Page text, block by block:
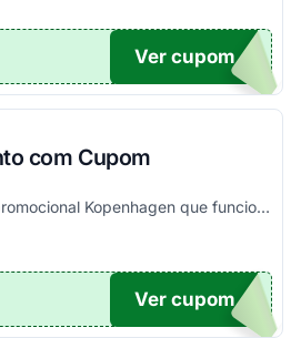
DO10
Ver cupom
com Cupom
Se houver um código promocional Kopenhagen que funciona, ele estará aqui na nossa página. Pegue o voucher e confira agora!
TICO
Ver cupom